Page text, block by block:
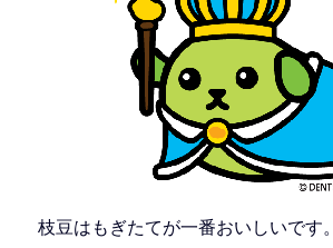
枝豆はもぎたてが一番おいしいです。